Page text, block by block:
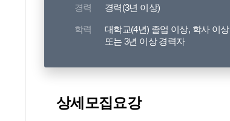
경력 경력(3년 이상)
학력
대학교(4년) 졸업 이상, 학사 이상
또는 3년 이상 경력자
상세모집요강
직무입니다.